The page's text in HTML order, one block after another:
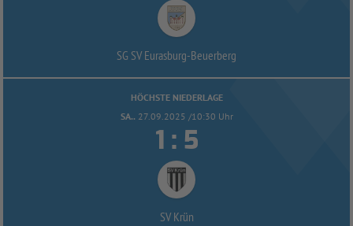
SG SV Eurasburg-Beuerberg
HÖCHSTE NIEDERLAGE
SA.. 27.09.2025 /10:30 Uhr
 : 
SV Krün